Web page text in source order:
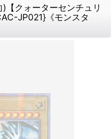
クォーターセンチュリ
JP021}《モンスタ